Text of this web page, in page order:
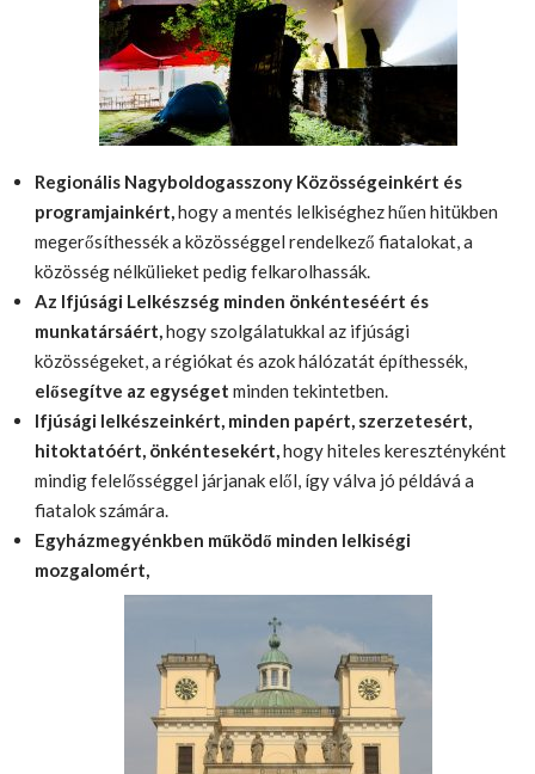
Regionális Nagyboldogasszony Közösségeinkért és
programjainkért,hogy a mentés lelkiséghez hűen hitükben
megerősíthessék a közösséggel rendelkező fiatalokat, a
közösség nélkülieket pedig felkarolhassák.
Az Ifjúsági Lelkészség minden önkénteséért és
munkatársáért,hogy szolgálatukkal az ifjúsági
közösségeket, a régiókat és azok hálózatát építhessék,
elősegítve az egységet minden tekintetben.
Ifjúsági lelkészeinkért, minden papért, szerzetesért,
hitoktatóért, önkéntesekért,hogy hiteles keresztényként
mindig felelősséggel járjanak elől, így válva jó példává a
fiatalok számára.
Egyházmegyénkben működő minden lelkiségi
mozgalomért,